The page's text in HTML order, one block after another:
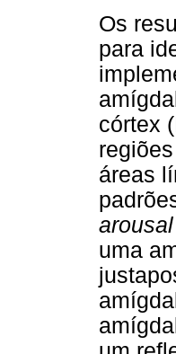
Os
para
córtex
áreas
arousal
uma